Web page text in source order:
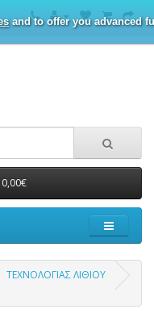
and to offer you advanced
ΤΕΧΝΟΛΟΓΙΑΣ ΛΙΘΙΟΥ